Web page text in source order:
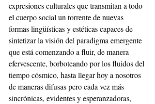
expresiones culturales que transmitan a todo
el cuerpo social un torrente de nuevas
formas lingüísticas y estéticas capaces de
sintetizar la visión del paradigma emergente
que está comenzando a fluir, de manera
efervescente, borboteando por los fluidos del
tiempo cósmico, hasta llegar hoy a nosotros
de maneras difusas pero cada vez más
sincrónicas, evidentes y esperanzadoras,